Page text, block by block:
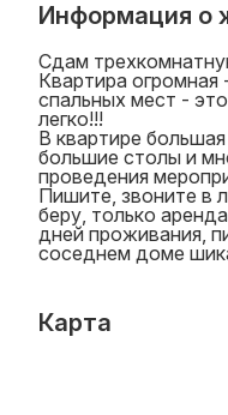
Информация о
Сдам
Квартира огромная
спальных мест -
легко!!!
В квартире
большие столы и
проведения
Пишите, звоните в
беру, только
дней проживания,
соседнем доме
Карта